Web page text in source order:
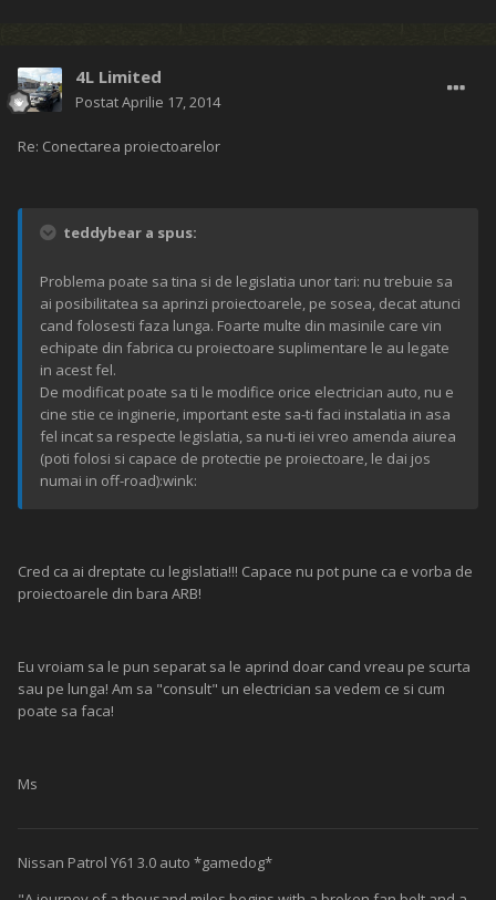
4L Limited
PostatAprilie 17, 2014
Re: Conectarea proiectoarelor
teddybear a spus:
Problema poate sa tina si de legislatia unor tari: nu trebuie sa
ai posibilitatea sa aprinzi proiectoarele, pe sosea, decat atunci
cand folosesti faza lunga. Foarte multe din masinile care vin
echipate din fabrica cu proiectoare suplimentare le au legate
in acest fel.
De modificat poate sa ti le modifice orice electrician auto, nu e
cine stie ce inginerie, important este sa-ti faci instalatia in asa
fel incat sa respecte legislatia, sa nu-ti iei vreo amenda aiurea
(poti folosi si capace de protectie pe proiectoare, le dai jos
numai in off-road):wink:
Cred ca ai dreptate cu legislatia!!! Capace nu pot pune ca e vorba de
proiectoarele din bara ARB!
Eu vroiam sa le pun separat sa le aprind doar cand vreau pe scurta
sau pe lunga! Am sa "consult" un electrician sa vedem ce si cum
poate sa faca!
Ms
Nissan Patrol Y61 3.0 auto *gamedog*